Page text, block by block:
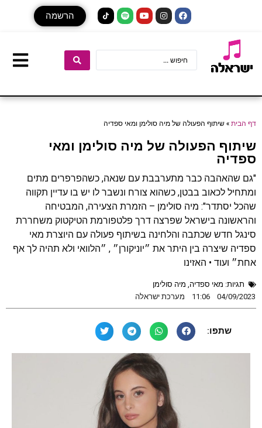
הרשמה
דף הבית»שיתוף הפעולה של מיה סולימן ומאי ספדיה
שיתוף הפעולה של מיה סולימן ומאי
ספדיה
"גם שהאהבה כבר מתערבבת עם שנאה, כשהפרפרים מתים
ומתחיל לכאוב בבטן, כשהוא צורח ונשבר לו יש בו עדיין תקווה
שהכל יסתדר": מיה סולימן – הזמרת הצעירה, המבטיחה
והראשונה בישראל שפרצה דרך פלטפורמת הטיקטוק משחררת
סינגל חדש שכתבה והלחינה בשיתוף פעולה עם היוצרת מאי
ספדיה שיצרה בין היתר את ״יוניקורן״ , ״הלוואי ולא תהיה לך אף
אחת״ ועוד • האזינו
תגיות: מאי ספדיה, מיה סולימן
04/09/2023
11:06 מערכת ישראלה
שתפו: